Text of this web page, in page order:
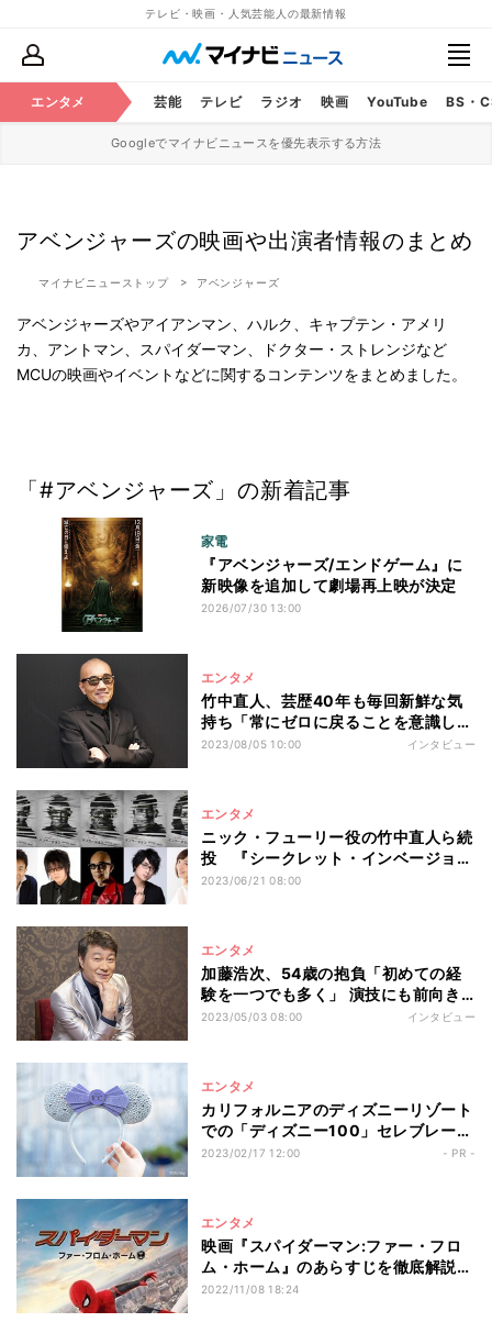
テレビ・映画・人気芸能人の最新情報
エンタメ 芸能 テレビ ラジオ 映画 YouTube BS・
Googleでマイナビニュースを優先表示する方法
アベンジャーズの映画や出演者情報のまとめ
マイナビニューストップ アベンジャーズ
アベンジャーズやアイアンマン、ハルク、キャプテン・アメリ
カ、アントマン、スパイダーマン、ドクター・ストレンジなど
MCUの映画やイベントなどに関するコンテンツをまとめました。
「#アベンジャーズ」の新着記事
家電
『アベンジャーズ/エンドゲーム』に
新映像を追加して劇場再上映が決定
2026/07/30 13:00
エンタメ
竹中直人、芸歴40年も毎回新鮮な気
持ち「常にゼロに戻ることを意識して
いる」
2023/08/05 10:00 インタビュー
エンタメ
ニック・フューリー役の竹中直人ら続
投 『シークレット・インベージョ
ン』日本版声優決定
2023/06/21 08:00
エンタメ
加藤浩次、54歳の抱負「初めての経
験を一つでも多く」 演技にも前向き
「楽しい」
2023/05/03 08:00 インタビュー
エンタメ
カリフォルニアのディズニーリゾート
での「ディズニー100」セレブレーシ
ョンが話題！ 情報を探りにビンゴゲ
2023/02/17 12:00 - PR -
エンタメ
映画『スパイダーマン:ファー・フロ
ム・ホーム』のあらすじを徹底解説!
キャストや見どころも紹介
2022/11/08 18:24